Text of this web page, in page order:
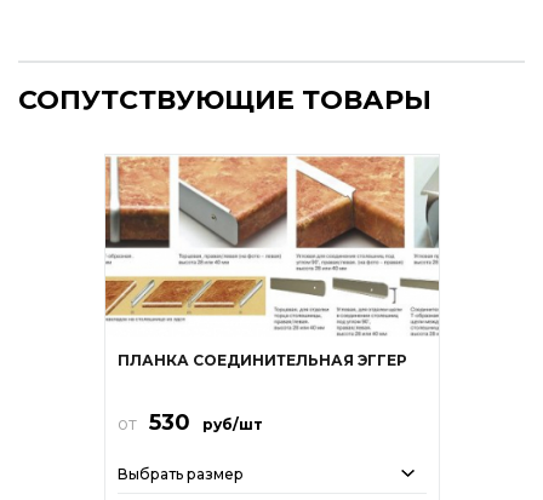
СОПУТСТВУЮЩИЕ ТОВАРЫ
ПЛАНКА СОЕДИНИТЕЛЬНАЯ ЭГГЕР
от 530 руб/шт
Выбрать размер